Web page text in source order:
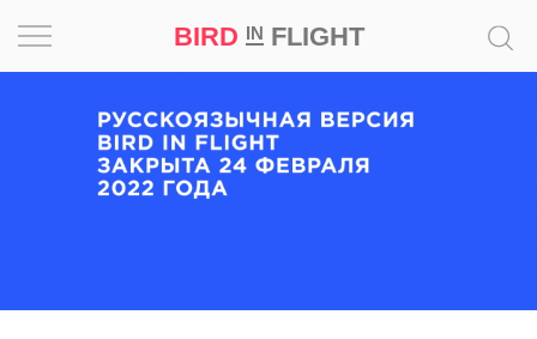
BIRD INFLIGHT